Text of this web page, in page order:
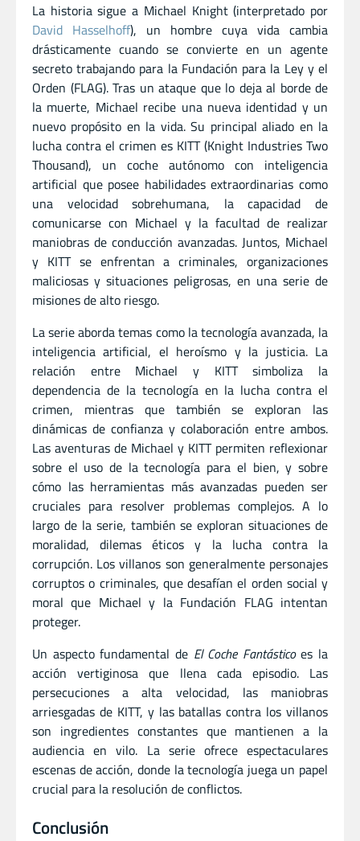
La historia sigue a Michael Knight (interpretado por
David Hasselhoff), un hombre cuya vida cambia
drásticamente cuando se convierte en un agente
secreto trabajando para la Fundación para la Ley y el
Orden (FLAG). Tras un ataque que lo deja al borde de
la muerte, Michael recibe una nueva identidad y un
nuevo propósito en la vida. Su principal aliado en la
lucha contra el crimen es KITT (Knight Industries Two
Thousand), un coche autónomo con inteligencia
artificial que posee habilidades extraordinarias como
una velocidad sobrehumana, la capacidad de
comunicarse con Michael y la facultad de realizar
maniobras de conducción avanzadas. Juntos, Michael
y KITT se enfrentan a criminales, organizaciones
maliciosas y situaciones peligrosas, en una serie de
misiones de alto riesgo.
La serie aborda temas como la tecnología avanzada, la
inteligencia artificial, el heroísmo y la justicia. La
relación entre Michael y KITT simboliza la
dependencia de la tecnología en la lucha contra el
crimen, mientras que también se exploran las
dinámicas de confianza y colaboración entre ambos.
Las aventuras de Michael y KITT permiten reflexionar
sobre el uso de la tecnología para el bien, y sobre
cómo las herramientas más avanzadas pueden ser
cruciales para resolver problemas complejos. A lo
largo de la serie, también se exploran situaciones de
moralidad, dilemas éticos y la lucha contra la
corrupción. Los villanos son generalmente personajes
corruptos o criminales, que desafían el orden social y
moral que Michael y la Fundación FLAG intentan
proteger.
Un aspecto fundamental de El Coche Fantásticoes la
acción vertiginosa que llena cada episodio. Las
persecuciones a alta velocidad, las maniobras
arriesgadas de KITT, y las batallas contra los villanos
son ingredientes constantes que mantienen a la
audiencia en vilo. La serie ofrece espectaculares
escenas de acción, donde la tecnología juega un papel
crucial para la resolución de conflictos.
Conclusión